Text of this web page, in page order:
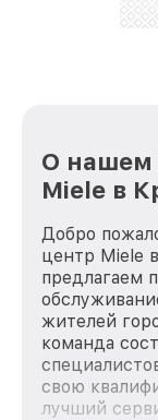
О нашем
Miele в
Добро
центр Miele
предлагаем
жителей
команда
свою
лучший